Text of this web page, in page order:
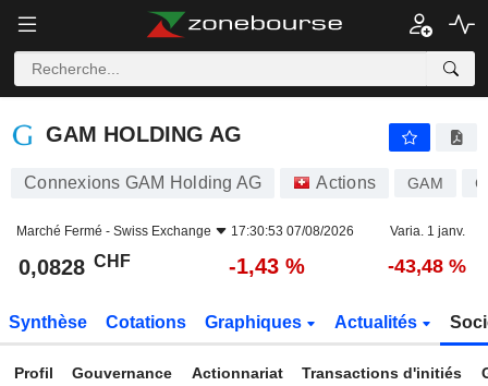
GAM HOLDING AG
GAM HOLDING AG
Connexions GAM Holding AG Actions GAM
Marché Fermé - Swiss Exchange 17:30:53 07/08/2026 Varia. 1 janv.
0,0828 CHF -1,43 % -43,48 %
Synthèse Cotations Graphiques Actualités
Profil Gouvernance Actionnariat Transactions d'initiés